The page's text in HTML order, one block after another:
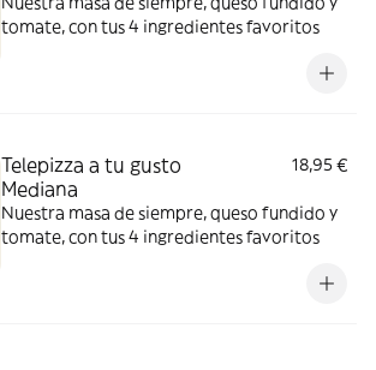
tomate, con tus 4 ingredientes favoritos
Telepizza a tu gusto
Mediana
18,95 €
Nuestra masa de siempre, queso fundido y
tomate, con tus 4 ingredientes favoritos